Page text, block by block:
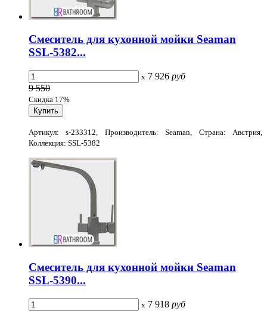
Смеситель для кухонной мойки Seaman
SSL-5382...
x 7 926 руб
9 550
Скидка 17%
Артикул: s-233312, Производитель: Seaman, Страна: Австрия,
Коллекция: SSL-5382
Смеситель для кухонной мойки Seaman
SSL-5390...
x 7 918 руб